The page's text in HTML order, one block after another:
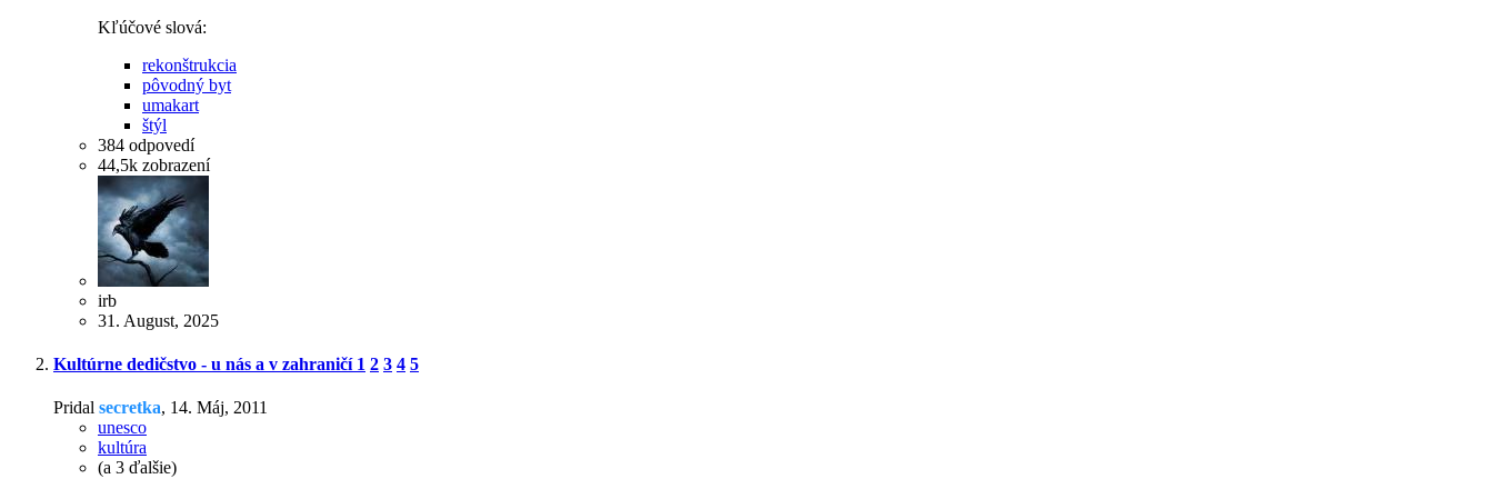
Kľúčové slová:
rekonštrukcia
pôvodný byt
umakart
štýl
384 odpovedí
44,5k zobrazení
irb
31. August, 2025
Kultúrne dedičstvo - u nás a v zahraničí 1 2 3 4 5
Pridal secretka, 14. Máj, 2011
unesco
kultúra
(a 3 ďalšie)